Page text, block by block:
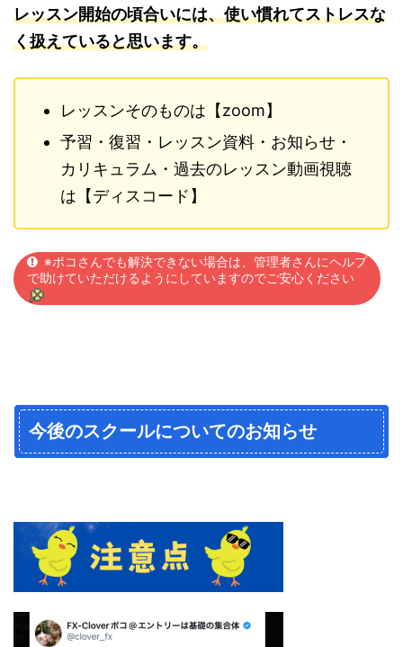
レッスン開始の頃合いには、使い慣れてストレスな
く扱えていると思います。
レッスンそのものは【zoom】
予習・復習・レッスン資料・お知らせ・
カリキュラム・過去のレッスン動画視聴
は【ディスコード】
※ポコさんでも解決できない場合は、管理者さんにヘルプ
で助けていただけるようにしていますのでご安心ください
今後のスクールについてのお知らせ